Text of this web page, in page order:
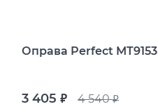
Оправа Perfect MT9153
3 405 руб. 4 540руб.